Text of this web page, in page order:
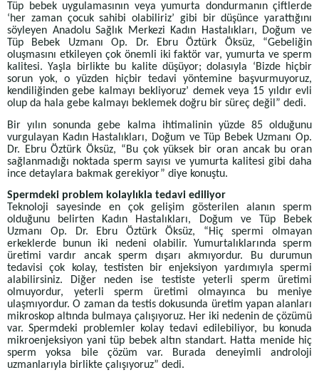
Tüp bebek uygulamasının veya yumurta dondurmanın çiftlerde
‘her zaman çocuk sahibi olabiliriz’ gibi bir düşünce yarattığını
söyleyen Anadolu Sağlık Merkezi Kadın Hastalıkları, Doğum ve
Tüp Bebek Uzmanı Op. Dr. Ebru Öztürk Öksüz, “Gebeliğin
oluşmasını etkileyen çok önemli iki faktör var, yumurta ve sperm
kalitesi. Yaşla birlikte bu kalite düşüyor; dolasıyla ‘Bizde hiçbir
sorun yok, o yüzden hiçbir tedavi yöntemine başvurmuyoruz,
kendiliğinden gebe kalmayı bekliyoruz’ demek veya 15 yıldır evli
olup da hala gebe kalmayı beklemek doğru bir süreç değil” dedi.
Bir yılın sonunda gebe kalma ihtimalinin yüzde 85 olduğunu
vurgulayan Kadın Hastalıkları, Doğum ve Tüp Bebek Uzmanı Op.
Dr. Ebru Öztürk Öksüz, “Bu çok yüksek bir oran ancak bu oran
sağlanmadığı noktada sperm sayısı ve yumurta kalitesi gibi daha
ince detaylara bakmak gerekiyor” diye konuştu.
Spermdeki problem kolaylıkla tedavi ediliyor
Teknoloji sayesinde en çok gelişim gösterilen alanın sperm
olduğunu belirten Kadın Hastalıkları, Doğum ve Tüp Bebek
Uzmanı Op. Dr. Ebru Öztürk Öksüz, “Hiç spermi olmayan
erkeklerde bunun iki nedeni olabilir. Yumurtalıklarında sperm
üretimi vardır ancak sperm dışarı akmıyordur. Bu durumun
tedavisi çok kolay, testisten bir enjeksiyon yardımıyla spermi
alabilirsiniz. Diğer neden ise testiste yeterli sperm üretimi
olmuyordur, yeterli sperm üretimi olmayınca bu meniye
ulaşmıyordur. O zaman da testis dokusunda üretim yapan alanları
mikroskop altında bulmaya çalışıyoruz. Her iki nedenin de çözümü
var. Spermdeki problemler kolay tedavi edilebiliyor, bu konuda
mikroenjeksiyon yani tüp bebek altın standart. Hatta menide hiç
sperm yoksa bile çözüm var. Burada deneyimli androloji
uzmanlarıyla birlikte çalışıyoruz” dedi.